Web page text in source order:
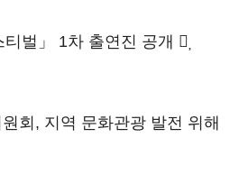
티벌」 1차 출연진 공개
회, 지역 문화관광 발전 위해